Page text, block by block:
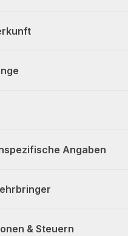
Angaben
& Steuern